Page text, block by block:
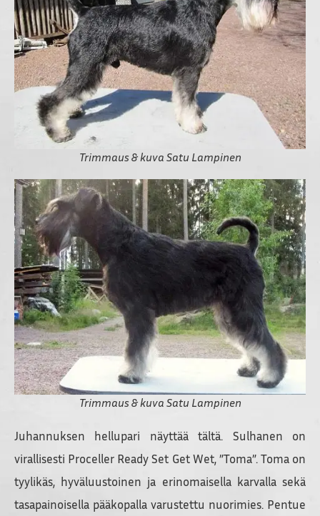
Trimmaus & kuva Satu Lampinen
Trimmaus & kuva Satu Lampinen
Juhannuksen hellupari näyttää tältä. Sulhanen on
virallisesti Proceller Ready Set Get Wet, ”Toma”. Toma on
tyylikäs, hyväluustoinen ja erinomaisella karvalla sekä
tasapainoisella pääkopalla varustettu nuorimies. Pentue